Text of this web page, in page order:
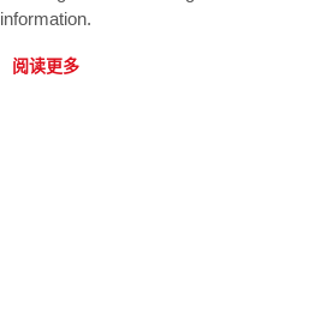
information.
阅读更多